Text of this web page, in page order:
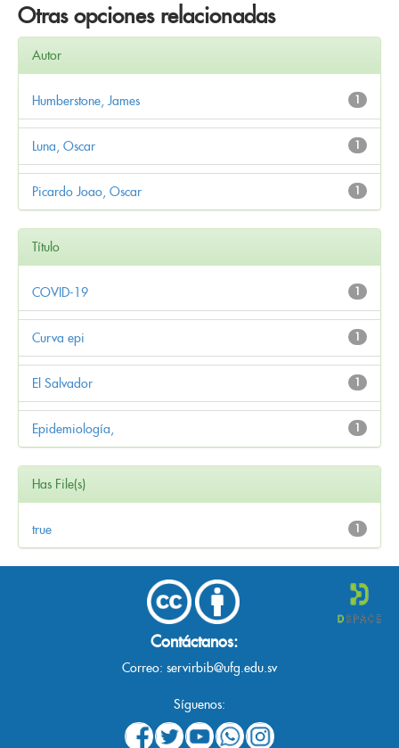
Otras opciones relacionadas
Autor
1
Humberstone, James
1
Luna, Oscar
1
Picardo Joao, Oscar
Título
1
COVID-19
1
Curva epi
1
El Salvador
1
Epidemiología,
Has File(s)
1
true
Contáctanos:
Correo: servirbib@ufg.edu.sv
Síguenos: